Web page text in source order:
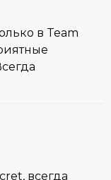
в Team
всегда